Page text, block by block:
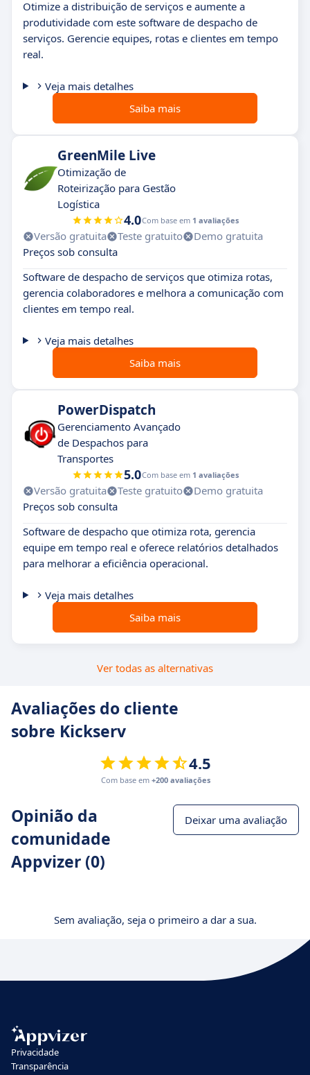
Otimize a distribuição de serviços e aumente a
produtividade com este software de despacho de
serviços. Gerencie equipes, rotas e clientes em tempo
real.
Veja mais detalhes
Saiba mais
GreenMile Live
Otimização de
Roteirização para Gestão
Logística
4.0Com base em 1 avaliações
Versão gratuita Teste gratuito
Demo gratuita
Preços sob consulta
Software de despacho de serviços que otimiza rotas,
gerencia colaboradores e melhora a comunicação com
clientes em tempo real.
Veja mais detalhes
Saiba mais
PowerDispatch
Gerenciamento Avançado
de Despachos para
Transportes
5.0Com base em 1 avaliações
Versão gratuita Teste gratuito
Demo gratuita
Preços sob consulta
Software de despacho que otimiza rota, gerencia
equipe em tempo real e oferece relatórios detalhados
para melhorar a eficiência operacional.
Veja mais detalhes
Saiba mais
Ver todas as alternativas
Avaliações do cliente
sobre Kickserv
4.5
Com base em +200 avaliações
Opinião da
comunidade
Appvizer (0)
Deixar uma avaliação
Sem avaliação, seja o primeiro a dar a sua.
Privacidade
Transparência